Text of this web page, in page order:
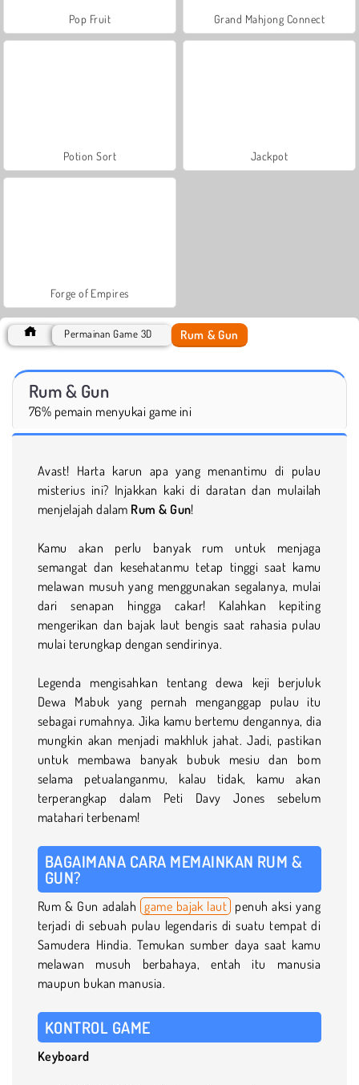
Pop Fruit Grand Mahjong Connect
Potion Sort Jackpot
Forge of Empires
Permainan Game 3D Rum & Gun
Rum & Gun
76% pemain menyukai game ini
Avast! Harta karun apa yang menantimu di pulau
misterius ini? Injakkan kaki di daratan dan mulailah
menjelajah dalam Rum & Gun!
Kamu akan perlu banyak rum untuk menjaga
semangat dan kesehatanmu tetap tinggi saat kamu
melawan musuh yang menggunakan segalanya, mulai
dari senapan hingga cakar! Kalahkan kepiting
mengerikan dan bajak laut bengis saat rahasia pulau
mulai terungkap dengan sendirinya.
Legenda mengisahkan tentang dewa keji berjuluk
Dewa Mabuk yang pernah menganggap pulau itu
sebagai rumahnya. Jika kamu bertemu dengannya, dia
mungkin akan menjadi makhluk jahat. Jadi, pastikan
untuk membawa banyak bubuk mesiu dan bom
selama petualanganmu, kalau tidak, kamu akan
terperangkap dalam Peti Davy Jones sebelum
matahari terbenam!
BAGAIMANA CARA MEMAINKAN RUM &
GUN?
Rum & Gun adalah game bajak laut penuh aksi yang
terjadi di sebuah pulau legendaris di suatu tempat di
Samudera Hindia. Temukan sumber daya saat kamu
melawan musuh berbahaya, entah itu manusia
maupun bukan manusia.
KONTROL GAME
Keyboard